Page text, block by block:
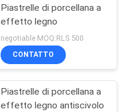
Piastrelle di porcellana a
effetto legno
negotiable MOQ:RLS 500
CONTATTO
Piastrelle di porcellana a
effetto legno antiscivolo